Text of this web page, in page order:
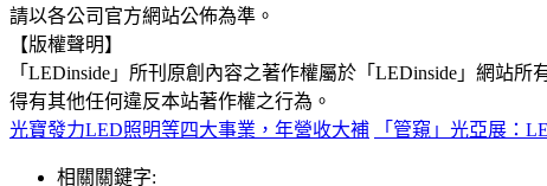
請以各公司官方網站公佈為準。
【版權聲明】
「LEDinside」所刊原創內容之著作權屬於「LEDinside」網站
得有其他任何違反本站著作權之行為。
光寶發力LED照明等四大事業，年營收大補
「管窺」光亞展：
相關關鍵字: